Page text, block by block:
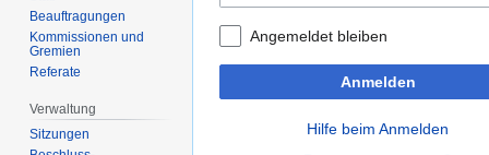
Angemeldet bleiben
Anmelden
Hilfe beim Anmelden
Beauftragungen
Kommissionen und
Gremien
Referate
Verwaltung
Sitzungen